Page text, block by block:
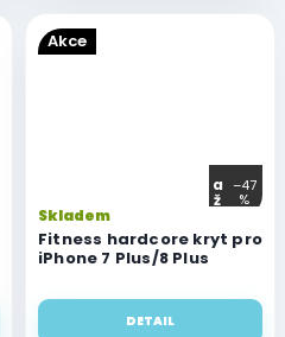
Akce
a
ž
–47
%
Fitness hardcore kryt pro
iPhone 7 Plus/8 Plus
Skladem
DETAIL